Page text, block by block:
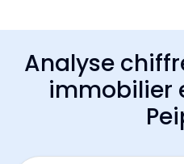
Analyse
immobilier